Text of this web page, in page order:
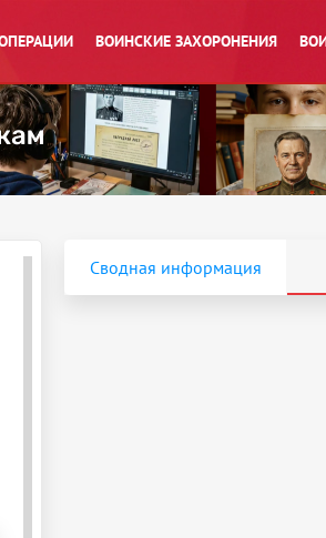
ВОИНСКИЕ ЗАХОРОНЕНИЯ
Сводная информация